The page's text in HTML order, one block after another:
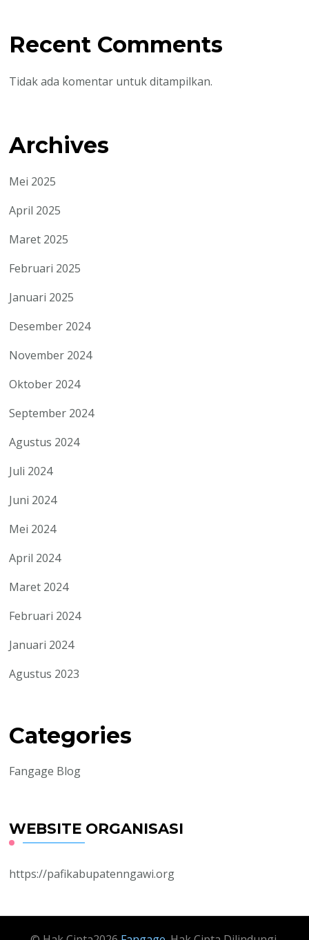
Recent Comments
Tidak ada komentar untuk ditampilkan.
Archives
Mei 2025
April 2025
Maret 2025
Februari 2025
Januari 2025
Desember 2024
November 2024
Oktober 2024
September 2024
Agustus 2024
Juli 2024
Juni 2024
Mei 2024
April 2024
Maret 2024
Februari 2024
Januari 2024
Agustus 2023
Categories
Fangage Blog
WEBSITE ORGANISASI
https://pafikabupatenngawi.org